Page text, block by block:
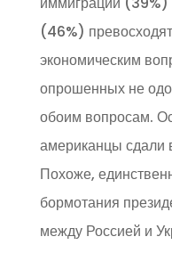
(46%)
экономическим
опрошенных не
обоим вопросам.
американцы сдали
Похоже,
бормотания
между Россией и